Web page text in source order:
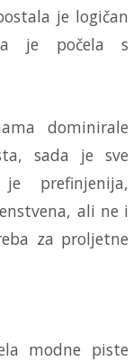
je logičan
je počela s
dominirale
sada je sve
prefinjenija,
ali ne i
za proljetne
modne piste